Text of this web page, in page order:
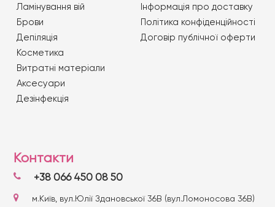
Ламінування вій
Брови
Депіляція
Косметика
Витратні матеріали
Аксесуари
Дезінфекція
Iнформація про доставку
Політика конфіденційності
Договір публічної оферти
Контакти
+38 066 450 08 50
м.Київ, вул.Юлії Здановської 36В (вул.Ломоносова 36В)